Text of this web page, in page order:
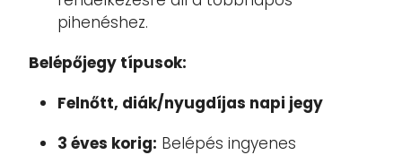
pihenéshez.
Belépőjegy típusok:
Felnőtt, diák/nyugdíjas napi jegy
3 éves korig: Belépés ingyenes